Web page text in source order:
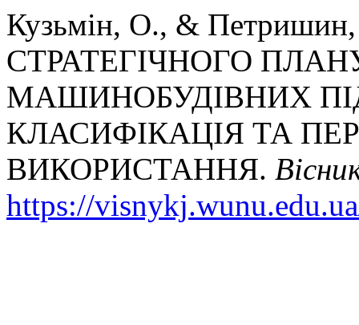
Кузьмін, О., &
СТРАТЕГІЧНОГО
МАШИНОБУДІВНИХ
КЛАСИФІКАЦІЯ ТА
ВИКОРИСТАННЯ.
https://